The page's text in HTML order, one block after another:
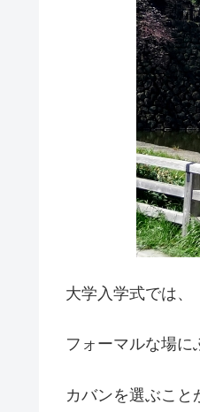
大学入学式では、
フォーマルな場に
カバンを選ぶこと